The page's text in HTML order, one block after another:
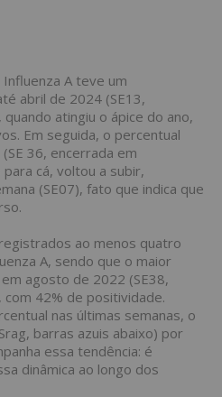
A teve um
abril de 2024 (SE13,
atingiu o ápice do ano,
Em seguida, o percentual
36, encerrada em
cá, voltou a subir,
(SE07), fato que indica que
ao menos quatro
A, sendo que o maior
agosto de 2022 (SE38,
42% de positividade.
nas últimas semanas, o
barras azuis abaixo) por
essa tendência: é
dinâmica ao longo dos